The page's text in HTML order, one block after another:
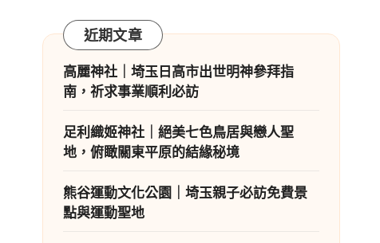
近期文章
高麗神社｜埼玉日高市出世明神參拜指
南，祈求事業順利必訪
足利織姬神社｜絕美七色鳥居與戀人聖
地，俯瞰關東平原的結緣秘境
熊谷運動文化公園｜埼玉親子必訪免費景
點與運動聖地